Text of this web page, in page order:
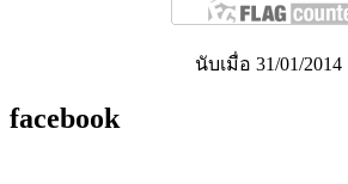
นับเมื่อ 31/01/2014
facebook